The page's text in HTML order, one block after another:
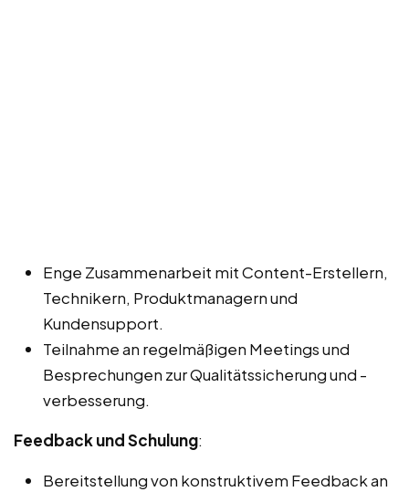
Enge Zusammenarbeit mit Content-Erstellern,
Technikern, Produktmanagern und
Kundensupport.
Teilnahme an regelmäßigen Meetings und
Besprechungen zur Qualitätssicherung und -
verbesserung.
Feedback und Schulung:
Bereitstellung von konstruktivem Feedback an